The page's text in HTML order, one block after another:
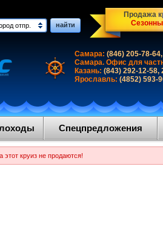
отпр. найти
Продажа
Самара: (846) 205-78-
Самара. Офис для
Казань: (843) 292-12-58,
Ярославль: (4852) 593-
Спецпредложения
круиз не продаются!